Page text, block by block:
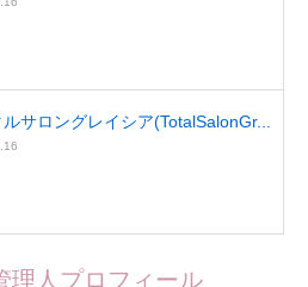
ルサロングレイシア(TotalSalonGr...
理人プロフィール